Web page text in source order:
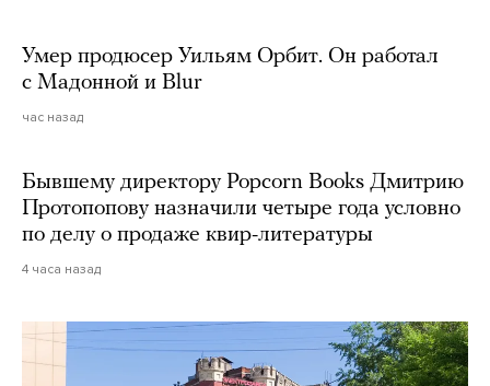
Умер продюсер Уильям Орбит. Он работал
с Мадонной и Blur
час назад
Бывшему директору Popcorn Books Дмитрию
Протопопову назначили четыре года условно
по делу о продаже квир-литературы
4 часа назад